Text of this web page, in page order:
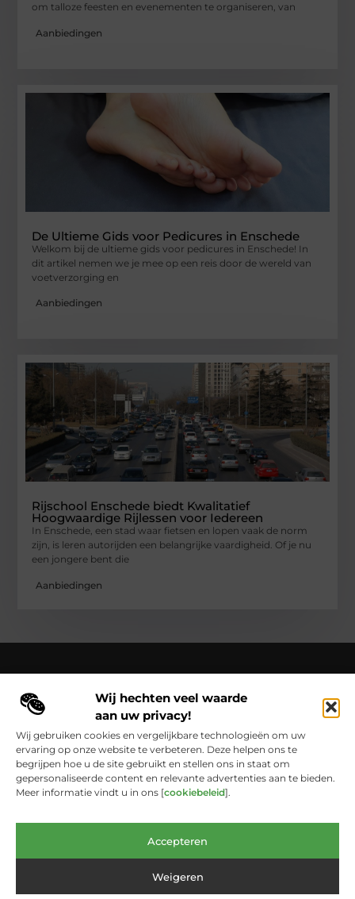
Wij hechten veel waarde
aan uw privacy!
Wij gebruiken cookies en vergelijkbare technologieën om uw
ervaring op onze website te verbeteren. Deze helpen ons te
begrijpen hoe u de site gebruikt en stellen ons in staat om
gepersonaliseerde content en relevante advertenties aan te bieden.
Meer informatie vindt u in ons [cookiebeleid].
Accepteren
Weigeren
om talloze feesten en evenementen te organiseren, van
Aanbiedingen
De Ultieme Gids voor Pedicures in Enschede
Welkom bij de ultieme gids voor pedicures in Enschede! In
dit artikel nemen we je mee op een reis door de wereld van
voetverzorging en
Aanbiedingen
Rijschool Enschede biedt Kwalitatief
Hoogwaardige Rijlessen voor Iedereen
In Enschede, een stad waar fietsen en lopen vaak de norm
zijn, is leren autorijden een belangrijke vaardigheid. Of je nu
een jongere bent die
Aanbiedingen
Over Cloaca de Film
Cloacadefilm.nl – Een wereld van inspiratie, vastgelegd in
woorden en beelden.
Verken onze blogs en artikelen die het
dagelijks leven vastleggen en in een nieuw licht zetten.
Bericht categorie